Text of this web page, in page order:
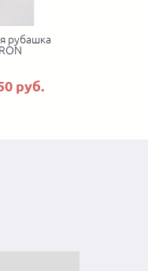
рубашка
руб.